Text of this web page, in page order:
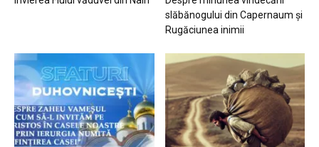
slăbănogului din Capernaum și
Rugăciunea inimii